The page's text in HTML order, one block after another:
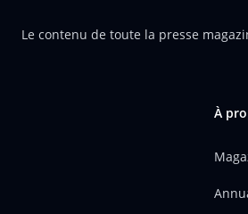
Le contenu de toute la presse
À